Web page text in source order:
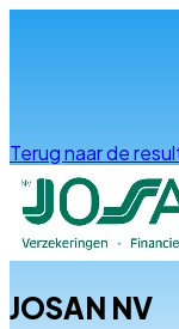
Terug naar de
JOSAN NV